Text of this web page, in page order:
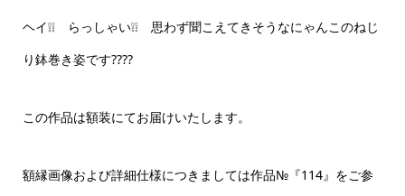
ヘイ❕❕ らっしゃい❕❕ 思わず聞こえてきそうなにゃんこのねじ
り鉢巻き姿です????
この作品は額装にてお届けいたします。
額縁画像および詳細仕様につきましては作品№『114』をご参